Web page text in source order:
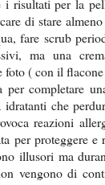
i risultati per la
di stare
fare scrub
ma una
foto ( con il
per completare
che
reazioni
per proteggere
illusori ma
vengono di